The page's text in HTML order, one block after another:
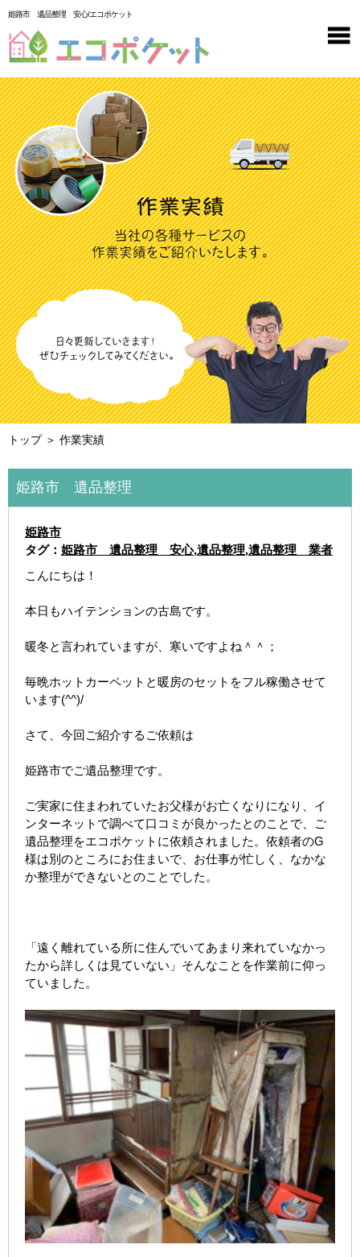
姫路市 遺品整理 安心/エコポケット
トップ＞ 作業実績
姫路市 遺品整理
姫路市
タグ： 姫路市 遺品整理 安心,遺品整理,遺品整理 業者
こんにちは！
本日もハイテンションの古島です。
暖冬と言われていますが、寒いですよね＾＾；
毎晩ホットカーペットと暖房のセットをフル稼働させて
います(^^)/
さて、今回ご紹介するご依頼は
姫路市でご遺品整理です。
ご実家に住まわれていたお父様がお亡くなりになり、イ
ンターネットで調べて口コミが良かったとのことで、ご
遺品整理をエコポケットに依頼されました。依頼者のG
様は別のところにお住まいで、お仕事が忙しく、なかな
か整理ができないとのことでした。
「遠く離れている所に住んでいてあまり来れていなかっ
たから詳しくは見ていない」そんなことを作業前に仰っ
ていました。